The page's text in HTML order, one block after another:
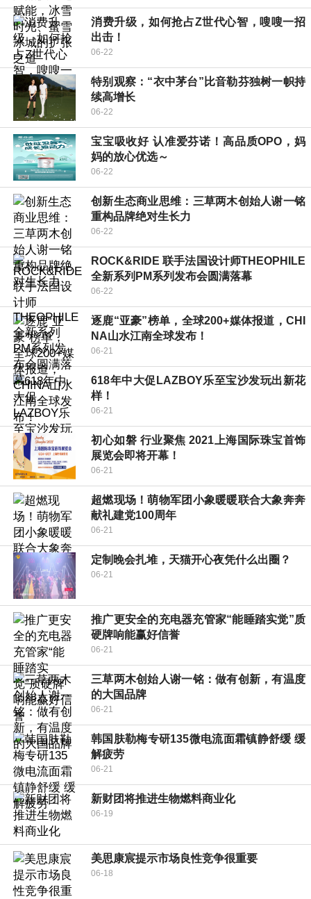
消费升级，如何抢占Z世代心智，嗖嗖一招
出击！
06-22
特别观察：“衣中茅台”比音勒芬独树一帜持
续高增长
06-22
宝宝吸收好 认准爱芬诺！高品质OPO，妈
妈的放心优选～
06-22
创新生态商业思维：三草两木创始人谢一铭
重构品牌绝对生长力
06-22
ROCK&RIDE 联手法国设计师THEOPHILE
全新系列PM系列发布会圆满落幕
06-22
逐鹿“亚豪”榜单，全球200+媒体报道，CHI
NA山水江南全球发布！
06-21
618年中大促LAZBOY乐至宝沙发玩出新花
样！
06-21
初心如磐 行业聚焦 2021上海国际珠宝首饰
展览会即将开幕！
06-21
超燃现场！萌物军团小象暖暖联合大象奔奔
献礼建党100周年
06-21
定制晚会扎堆，天猫开心夜凭什么出圈？
06-21
推广更安全的充电器充管家“能睡踏实觉”质
硬牌响能赢好信誉
06-21
三草两木创始人谢一铭：做有创新，有温度
的大国品牌
06-21
韩国肤勒梅专研135微电流面霜镇静舒缓 缓
解疲劳
06-21
新财团将推进生物燃料商业化
06-19
美思康宸提示市场良性竞争很重要
06-18